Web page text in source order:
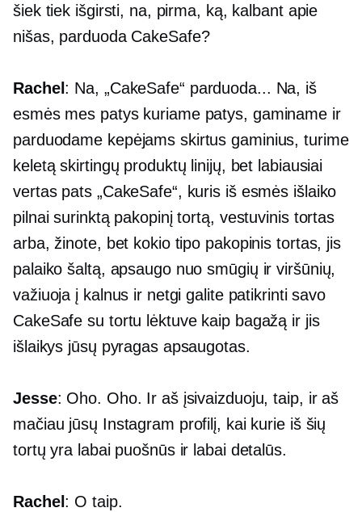
šiek tiek išgirsti, na, pirma, ką, kalbant apie
nišas, parduoda CakeSafe?
Rachel : Na, „CakeSafe“ parduoda... Na, iš
esmės mes patys kuriame patys, gaminame ir
parduodame kepėjams skirtus gaminius, turime
keletą skirtingų produktų linijų, bet labiausiai
vertas pats „CakeSafe“, kuris iš esmės išlaiko
pilnai surinktą pakopinį tortą, vestuvinis tortas
arba, žinote, bet kokio tipo pakopinis tortas, jis
palaiko šaltą, apsaugo nuo smūgių ir viršūnių,
važiuoja į kalnus ir netgi galite patikrinti savo
CakeSafe su tortu lėktuve kaip bagažą ir jis
išlaikys jūsų pyragas apsaugotas.
Jesse: Oho. Oho. Ir aš įsivaizduoju, taip, ir aš
mačiau jūsų Instagram profilį, kai kurie iš šių
tortų yra labai puošnūs ir labai detalūs.
Rachel : O taip.